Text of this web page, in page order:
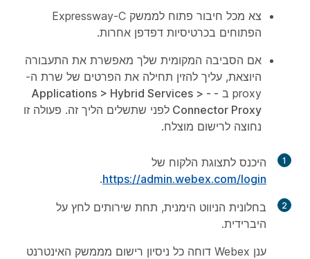
צא מכל חיבור פתוח לממשק Expressway-C
הפתוחים בכרטיסיות דפדפן אחרות.
אם הסביבה המקומית שלך מאפשרת את התעבורה
היוצאת, עליך להזין תחילה את הפרטים של שרת ה-
proxy ב
- Applications
> Hybrid Services > -
Connector Proxy לפני שתשלים הליך זה. פעולה זו
נחוצה לרישום מוצלח.
1
היכנס לתצוגת הלקוח של
https://admin.webex.com/login
.
2 בחלונית הניווט הימנית, תחת שירותים לחץ על
היברידית.
ענן Webex דוחה כל ניסיון רישום מממשק האינטרנט